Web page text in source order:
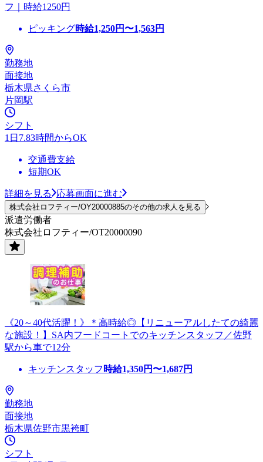
フ｜時給1250円
ピッキング時給1,250円〜1,563円
勤務地
面接地
栃木県さくら市
片岡駅
シフト
1日7.83時間からOK
交通費支給
短期OK
詳細を見る 応募画面に進む
株式会社ロフティー/OY20000885のその他の求人を見る
派遣労働者
株式会社ロフティー/OT20000090
《20～40代活躍！》＊高時給◎【リニューアルしたての綺麗
な施設！】SA内フードコートでのキッチンスタッフ／佐野
駅から車で12分
キッチンスタッフ 時給1,350円〜1,687円
勤務地
面接地
栃木県佐野市黒袴町
シフト